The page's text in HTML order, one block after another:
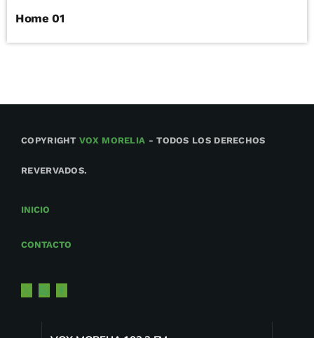
Home 01
COPYRIGHTVOX MORELIA - TODOS LOS DERECHOS
REVERVADOS.
INICIO
CONTACTO